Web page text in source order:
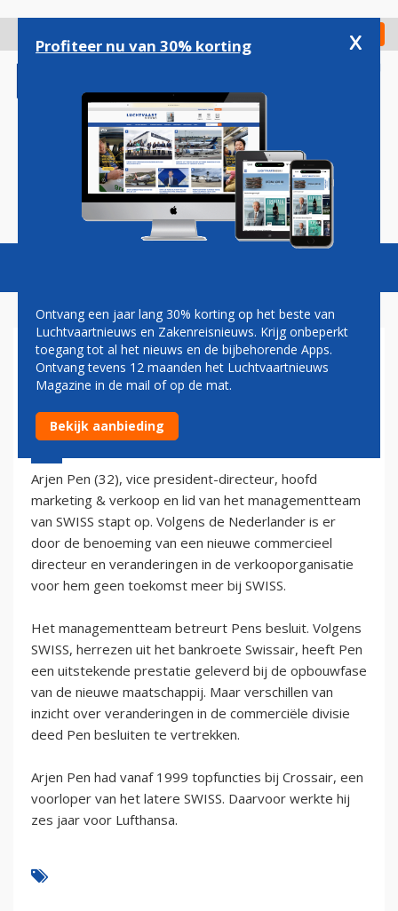
gaan
Check in
Magazine Podcasts Vacatures
SWISS-TOPMAN ARJEN PEN
VERLAAT MAATSCHAPPIJ
16 januari 2003 - 1:00
Arjen Pen (32), vice president-directeur, hoofd
marketing & verkoop en lid van het managementteam
van SWISS stapt op. Volgens de Nederlander is er
door de benoeming van een nieuwe commercieel
directeur en veranderingen in de verkooporganisatie
voor hem geen toekomst meer bij SWISS.
Het managementteam betreurt Pens besluit. Volgens
SWISS, herrezen uit het bankroete Swissair, heeft Pen
een uitstekende prestatie geleverd bij de opbouwfase
van de nieuwe maatschappij. Maar verschillen van
inzicht over veranderingen in de commerciële divisie
deed Pen besluiten te vertrekken.
Arjen Pen had vanaf 1999 topfuncties bij Crossair, een
voorloper van het latere SWISS. Daarvoor werkte hij
zes jaar voor Lufthansa.
Profiteer nu van 30% korting x
Ontvang een jaar lang 30% korting op het beste van
Luchtvaartnieuws en Zakenreisnieuws. Krijg onbeperkt
toegang tot al het nieuws en de bijbehorende Apps.
Ontvang tevens 12 maanden het Luchtvaartnieuws
Magazine in de mail of op de mat.
Bekijk aanbieding